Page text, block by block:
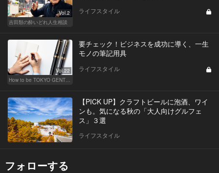
Vol.2
吉田類の酔いどれ人生相談
ライフスタイル
Vol.22
要チェック！ビジネスを成功に導く、一生
モノの筆記用具
ライフスタイル
【PICK UP】クラフトビールに泡酒、ワイ
ンも。気になる秋の「大人向けグルフェ
ス」３選
ライフスタイル
フォローする